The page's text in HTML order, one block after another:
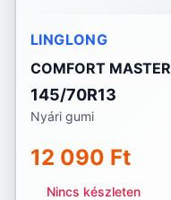
LINGLONG
COMFORT MASTER
145/70R13
Nyári gumi
12 090 Ft
Nincs készleten